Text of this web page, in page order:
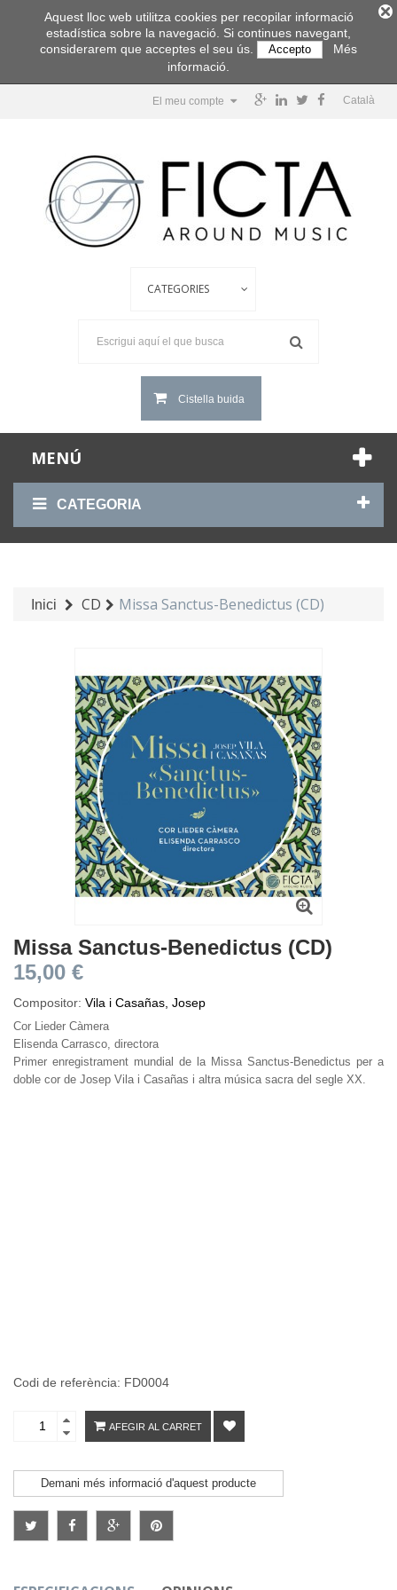
Català
El meu compte
Cistella buida
MENÚ
CATEGORIA
Inici CD Missa Sanctus-Benedictus (CD)
Missa Sanctus-Benedictus (CD)
15,00 €
Compositor: Vila i Casañas, Josep
Cor Lieder Càmera
Elisenda Carrasco, directora
Primer enregistrament mundial de la Missa Sanctus-Benedictus per a
doble cor de Josep Vila i Casañas i altra música sacra del segle XX.
Codi de referència: FD0004
AFEGIR AL CARRET
Demani més informació d'aquest producte
Aquest lloc web utilitza cookies per recopilar informació
estadística sobre la navegació. Si continues navegant,
considerarem que acceptes el seu ús.
Accepto
Més
informació.